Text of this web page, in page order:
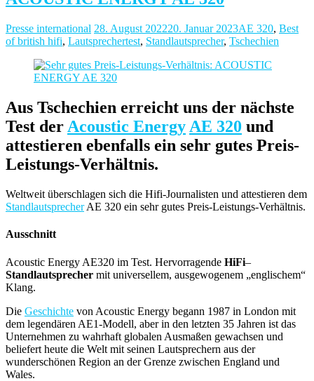
Presse international 28. August 202220. Januar 2023AE 320, Best
of british hifi, Lautsprechertest, Standlautsprecher, Tschechien
Aus Tschechien erreicht uns der nächste
Test der Acoustic Energy AE 320 und
attestieren ebenfalls ein sehr gutes Preis-
Leistungs-Verhältnis.
Weltweit überschlagen sich die Hifi-Journalisten und attestieren dem
StandlautsprecherAE 320 ein sehr gutes Preis-Leistungs-Verhältnis.
Ausschnitt
Acoustic Energy AE320 im Test. Hervorragende HiFi–
Standlautsprecher mit universellem, ausgewogenem „englischem“
Klang.
Die Geschichte von Acoustic Energy begann 1987 in London mit
dem legendären AE1-Modell, aber in den letzten 35 Jahren ist das
Unternehmen zu wahrhaft globalen Ausmaßen gewachsen und
beliefert heute die Welt mit seinen Lautsprechern aus der
wunderschönen Region an der Grenze zwischen England und
Wales.